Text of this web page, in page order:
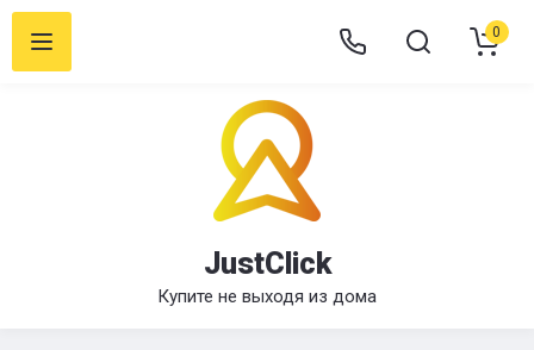
JustClick
Купите не выходя из дома
0